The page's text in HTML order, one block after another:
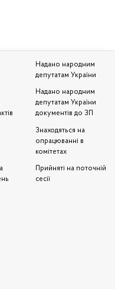
Надано народним
депутатам України
Надано народним
депутатам України
документів до ЗП
Знаходяться на
опрацюванні в
комітетах
Прийняті на поточній
сесії